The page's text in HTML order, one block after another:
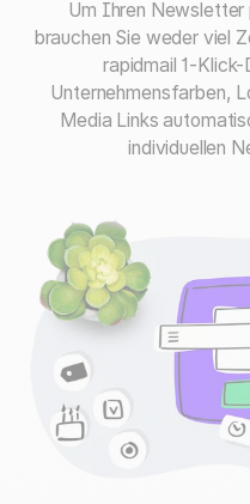
Um Ihren Newsletter
brauchen Sie weder viel
rapidmail 1-
Unternehmensfarben,
Media Links
individuellen